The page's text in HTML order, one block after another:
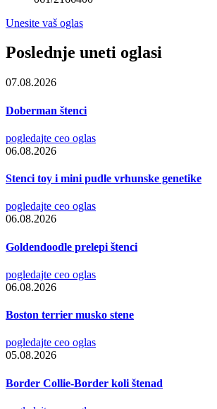
Unesite vaš oglas
Poslednje uneti oglasi
07.08.2026
Doberman štenci
pogledajte ceo oglas
06.08.2026
Stenci toy i mini pudle vrhunske genetike
pogledajte ceo oglas
06.08.2026
Goldendoodle prelepi štenci
pogledajte ceo oglas
06.08.2026
Boston terrier musko stene
pogledajte ceo oglas
05.08.2026
Border Collie-Border koli štenad